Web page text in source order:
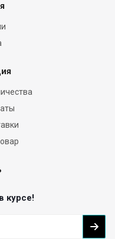
курсе!